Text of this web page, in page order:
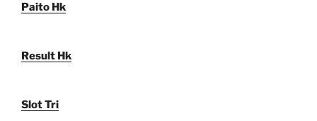
Paito Hk
Result Hk
Slot Tri